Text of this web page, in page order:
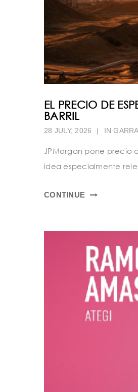
EL PRECIO DE
BARRIL
28 JULY, 2026 | IN
JPMorgan pone precio
idea especialmente
CONTINUE